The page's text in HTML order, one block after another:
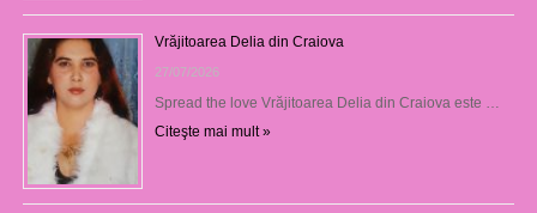
Vrăjitoarea Delia din Craiova
27/07/2026
Spread the love Vrăjitoarea Delia din Craiova este …
Citeşte mai mult »